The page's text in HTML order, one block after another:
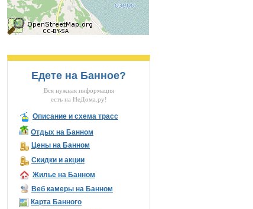
Едете на Банное?
Вся нужная информация
есть на НеДома.ру!
Описание и схема трасс
Отдых на Банном
Цены на Банном
Скидки и акции
Жилье на Банном
Веб камеры на Банном
Карта Банного